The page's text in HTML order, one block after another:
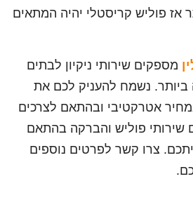
אז פוליש קריסטלי יהיה המתאים
מספקים שירותי ניקיון לבתים
ביותר. נשמח להעניק לכם את
אטרקטיבי ובהתאם לצרכים
שירותי פוליש והברקה בהתאם
צרו קשר לפרטים נוספים